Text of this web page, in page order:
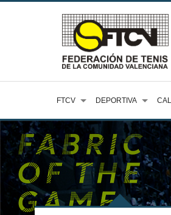
FTCV DEPORTIVA